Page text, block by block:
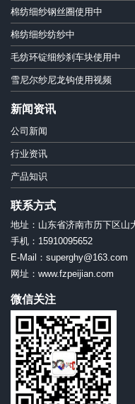
棉纺细纱钢丝圈使用中
棉纺细纱纺纱中
毛纺环锭细纱刹车块使用中
雪尼尔纱尼龙钩使用视频
新闻资讯
公司新闻
行业资讯
产品知识
联系方式
地址：山东省济南市历下区
手机：15910095652
E-Mail：superghy@163.com
网址：www.fzpeijian.com
微信关注